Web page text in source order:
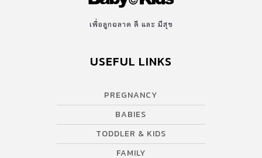
เพื่อลูกฉลาด ดี และ มีสุข
USEFUL LINKS
PREGNANCY
BABIES
TODDLER & KIDS
FAMILY